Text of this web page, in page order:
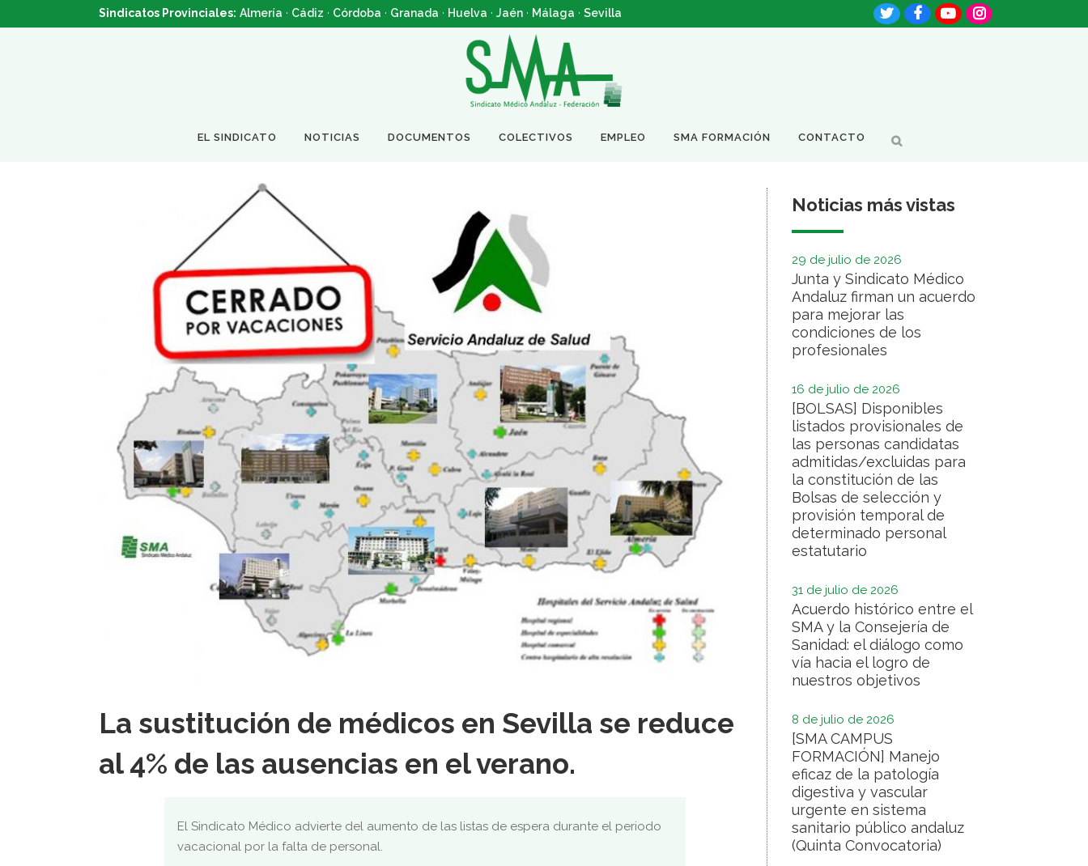
Sindicatos Provinciales: Almería · Cádiz · Córdoba · Granada · Huelva · Jaén · Málaga · Sevilla
EL SINDICATO NOTICIAS DOCUMENTOS COLECTIVOS EMPLEO SMA FORMACIÓN CONTACTO
La sustitución de médicos en Sevilla se reduce
al 4% de las ausencias en el verano.
El Sindicato Médico advierte del aumento de las listas de espera durante el periodo
vacacional por la falta de personal.
Noticias más vistas
29 de julio de 2026
Junta y Sindicato Médico
Andaluz firman un acuerdo
para mejorar las
condiciones de los
profesionales
16 de julio de 2026
[BOLSAS] Disponibles
listados provisionales de
las personas candidatas
admitidas/excluidas para
la constitución de las
Bolsas de selección y
provisión temporal de
determinado personal
estatutario
31 de julio de 2026
Acuerdo histórico entre el
SMA y la Consejería de
Sanidad: el diálogo como
vía hacia el logro de
nuestros objetivos
8 de julio de 2026
[SMA CAMPUS
FORMACIÓN] Manejo
eficaz de la patología
digestiva y vascular
urgente en sistema
sanitario público andaluz
(Quinta Convocatoria)